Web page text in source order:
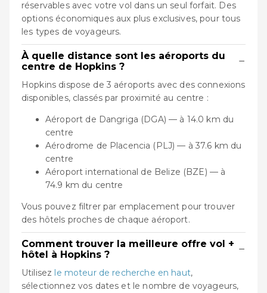
réservables avec votre vol dans un seul forfait. Des
options économiques aux plus exclusives, pour tous
les types de voyageurs.
À quelle distance sont les aéroports du
centre de Hopkins ?
−
Hopkins dispose de 3 aéroports avec des connexions
disponibles, classés par proximité au centre :
Aéroport de Dangriga (DGA) — à 14.0 km du
centre
Aérodrome de Placencia (PLJ) — à 37.6 km du
centre
Aéroport international de Belize (BZE) — à
74.9 km du centre
Vous pouvez filtrer par emplacement pour trouver
des hôtels proches de chaque aéroport.
Comment trouver la meilleure offre vol +
hôtel à Hopkins ?
−
Utilisez le moteur de recherche en haut,
sélectionnez vos dates et le nombre de voyageurs,